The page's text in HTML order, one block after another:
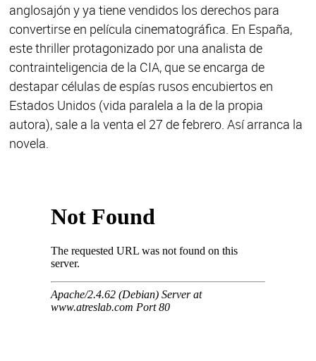
anglosajón y ya tiene vendidos los derechos para
convertirse en película cinematográfica. En España,
este thriller protagonizado por una analista de
contrainteligencia de la CIA, que se encarga de
destapar células de espías rusos encubiertos en
Estados Unidos (vida paralela a la de la propia
autora), sale a la venta el 27 de febrero. Así arranca la
novela.